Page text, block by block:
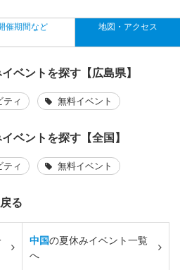
催期間など 地図・アクセス
ベントを探す【広島県】
ティ 無料イベント
ベントを探す【全国】
ティ 無料イベント
る
中国の夏休みイベント一覧
へ